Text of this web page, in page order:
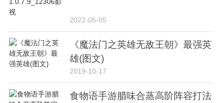
2022-05-05
《魔法门之英雄无敌王朝》最强英
雄(图文)
2019-10-17
食物语手游腊味合蒸高阶阵容打法